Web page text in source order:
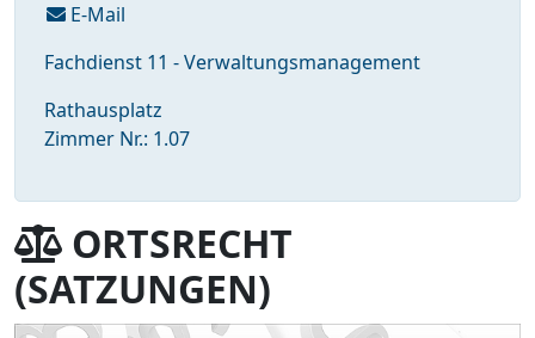
E-Mail
Fachdienst 11 - Verwaltungsmanagement
Rathausplatz
Zimmer Nr.: 1.07
ORTSRECHT
(SATZUNGEN)